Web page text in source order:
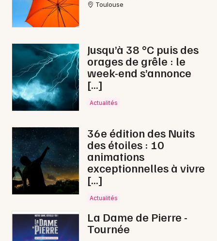
Toulouse
Jusqu’à 38 °C puis des
orages de grêle : le
week-end s’annonce
[…]
Actualités
36e édition des Nuits
des étoiles : 10
animations
exceptionnelles à vivre
[…]
Actualités
La Dame de Pierre -
Tournée